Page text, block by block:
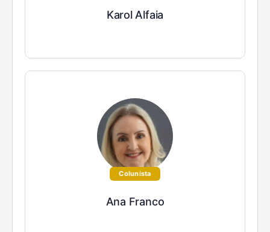
Karol Alfaia
Colunista
Ana Franco